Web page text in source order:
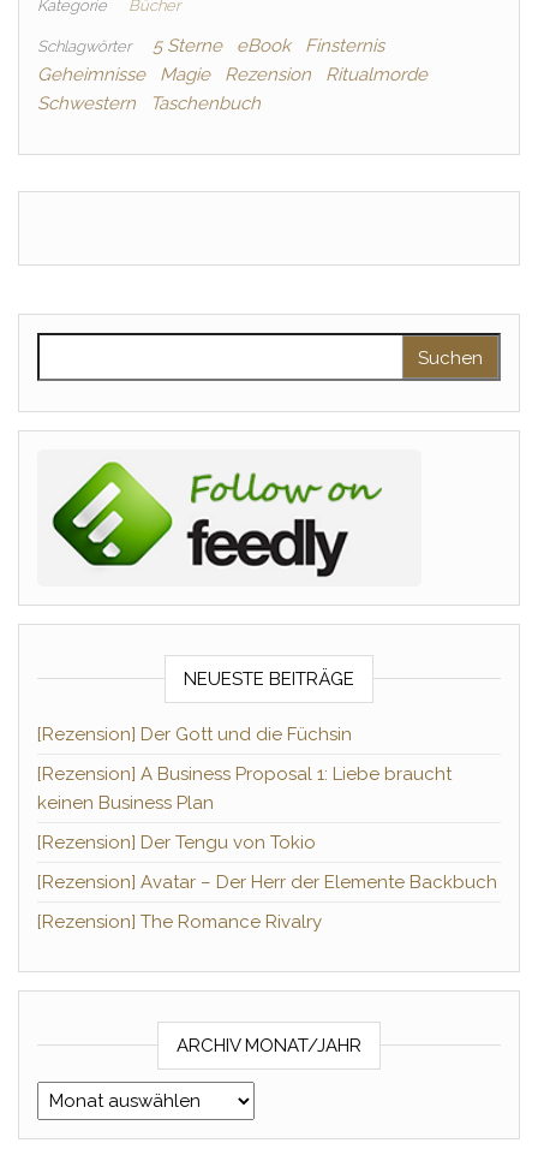
Kategorie Bücher
Schlagwörter 5 Sterne eBook
Finsternis
Geheimnisse
Magie Rezension
Ritualmorde
Schwestern
Taschenbuch
NEUESTE BEITRÄGE
[Rezension] Der Gott und die Füchsin
[Rezension] A Business Proposal 1: Liebe braucht
keinen Business Plan
[Rezension] Der Tengu von Tokio
[Rezension] Avatar – Der Herr der Elemente Backbuch
[Rezension] The Romance Rivalry
ARCHIV MONAT/JAHR
Archiv Monat/Jahr